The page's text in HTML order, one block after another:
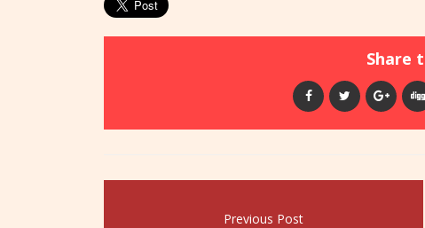
Share
Previous Post